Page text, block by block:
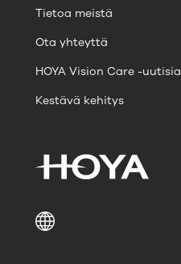
Tietoa meistä
Ota yhteyttä
HOYA Vision Care -uutisia
Kestävä kehitys